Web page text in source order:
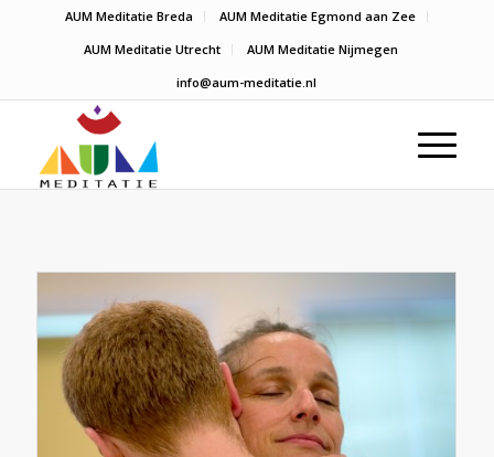
AUM Meditatie Breda
AUM Meditatie Egmond aan Zee
AUM Meditatie Utrecht
AUM Meditatie Nijmegen
info@aum-meditatie.nl